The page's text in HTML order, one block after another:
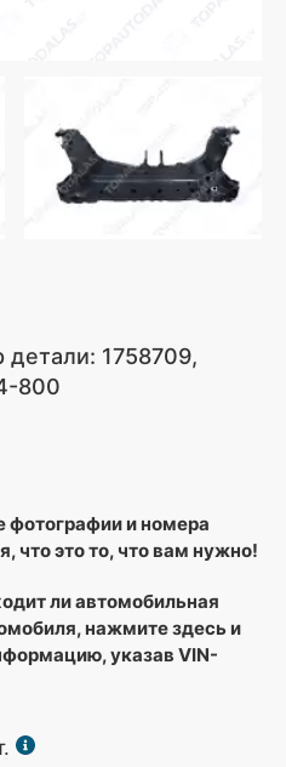
1758709,
800
фотографии и номера
что это то, что вам нужно!
ли автомобильная
нажмите здесь и
указав VIN-